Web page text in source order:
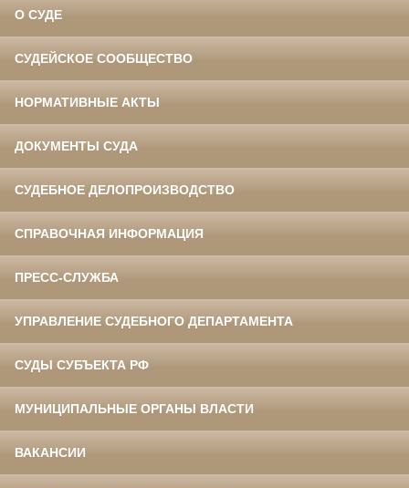
О СУДЕ
СУДЕЙСКОЕ СООБЩЕСТВО
НОРМАТИВНЫЕ АКТЫ
ДОКУМЕНТЫ СУДА
СУДЕБНОЕ ДЕЛОПРОИЗВОДСТВО
СПРАВОЧНАЯ ИНФОРМАЦИЯ
ПРЕСС-СЛУЖБА
УПРАВЛЕНИЕ СУДЕБНОГО ДЕПАРТАМЕНТА
СУДЫ СУБЪЕКТА РФ
МУНИЦИПАЛЬНЫЕ ОРГАНЫ ВЛАСТИ
ВАКАНСИИ